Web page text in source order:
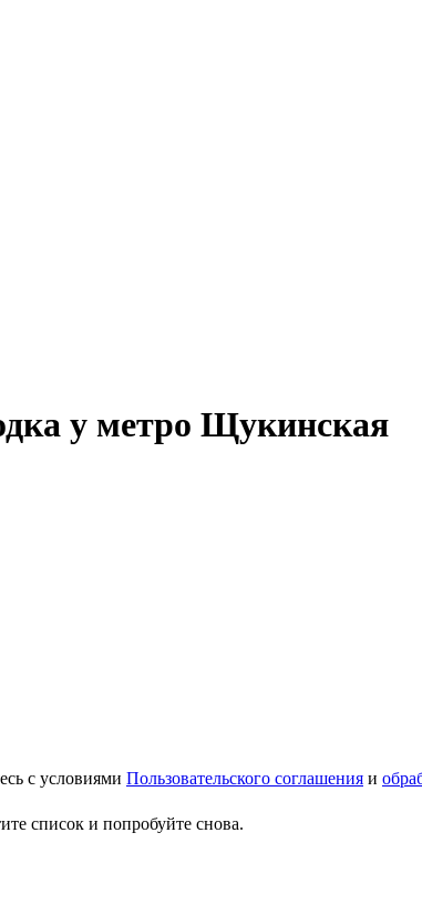
у метро Щукинская
с условиями Пользовательского соглашения и
список и попробуйте снова.